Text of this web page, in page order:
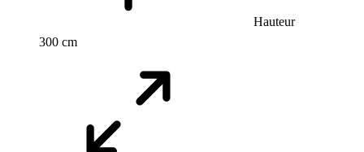
Hauteur
300 cm